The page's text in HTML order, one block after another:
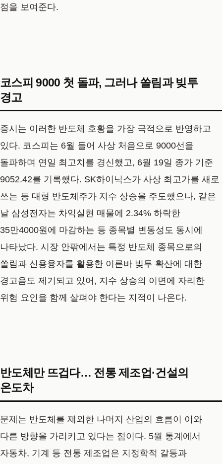
점을 보여준다.
코스피 9000 첫 돌파, 그러나 쏠림과 빚투
경고
증시는 이러한 반도체 호황을 가장 극적으로 반영하고
있다. 코스피는 6월 들어 사상 처음으로 9000선을
돌파하며 연일 최고치를 경신했고, 6월 19일 종가 기준
9052.42를 기록했다. SK하이닉스가 사상 최고가를 새로
쓰는 등 대형 반도체주가 지수 상승을 주도했으나, 같은
날 삼성전자는 차익실현 매물에 2.34% 하락한
35만4000원에 마감하는 등 종목별 변동성도 동시에
나타났다. 시장 안팎에서는 특정 반도체 종목으로의
쏠림과 신용융자를 활용한 이른바 빚투 확산에 대한
경고음도 제기되고 있어, 지수 상승의 이면에 자리한
위험 요인을 함께 살펴야 한다는 지적이 나온다.
반도체만 뜨겁다… 전통 제조업·건설의
온도차
문제는 반도체를 제외한 나머지 산업의 흐름이 이와
다른 방향을 가리키고 있다는 점이다. 5월 통계에서
자동차, 기계 등 전통 제조업은 지정학적 갈등과